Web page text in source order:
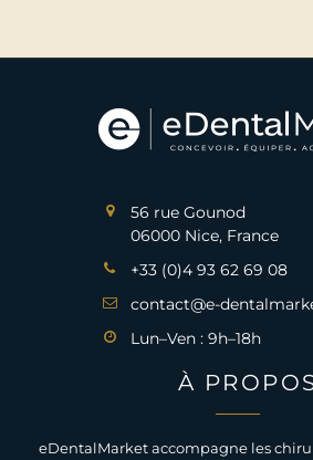
56 rue Gounod
06000 Nice, France
+33 (0)4 93 62 69 08
contact@e-
Lun–Ven : 9h–18h
À
eDentalMarket accompagne les